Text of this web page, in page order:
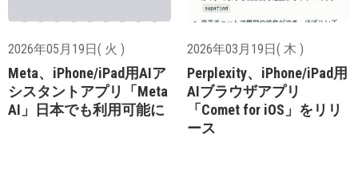
2026年05月19日( 火 )
Meta、iPhone/iPad用AIア
シスタントアプリ「Meta
AI」日本でも利用可能に
2026年03月19日( 木 )
Perplexity、iPhone/iPad用
AIブラウザアプリ
「Comet for iOS」をリリ
ース